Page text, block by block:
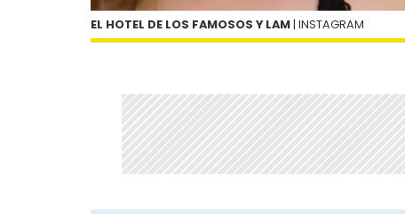
EL HOTEL DE LOS FAMOSOS Y LAM | INSTAGRAM